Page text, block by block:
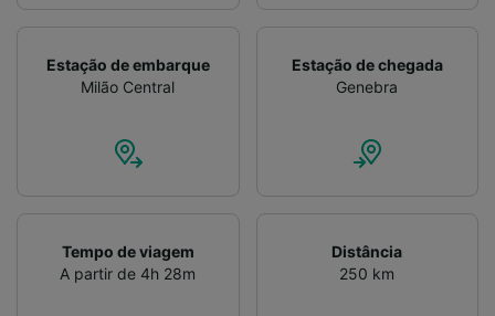
Estação de embarque
Milão Central
Estação de chegada
Genebra
Tempo de viagem
A partir de 4h 28m
Distância
250 km